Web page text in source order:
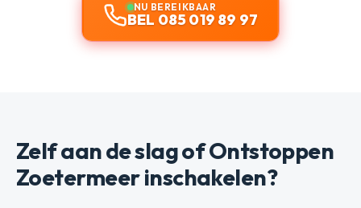
NU BEREIKBAAR
BEL 085 019 89 97
Zelf aan de slag of Ontstoppen
Zoetermeer inschakelen?